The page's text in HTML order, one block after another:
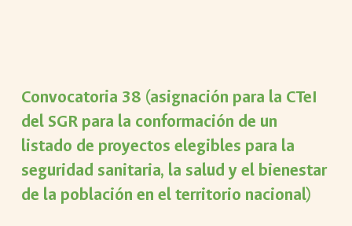
Convocatoria 38 (asignación para la CTeI
del SGR para la conformación de un
listado de proyectos elegibles para la
seguridad sanitaria, la salud y el bienestar
de la población en el territorio nacional)